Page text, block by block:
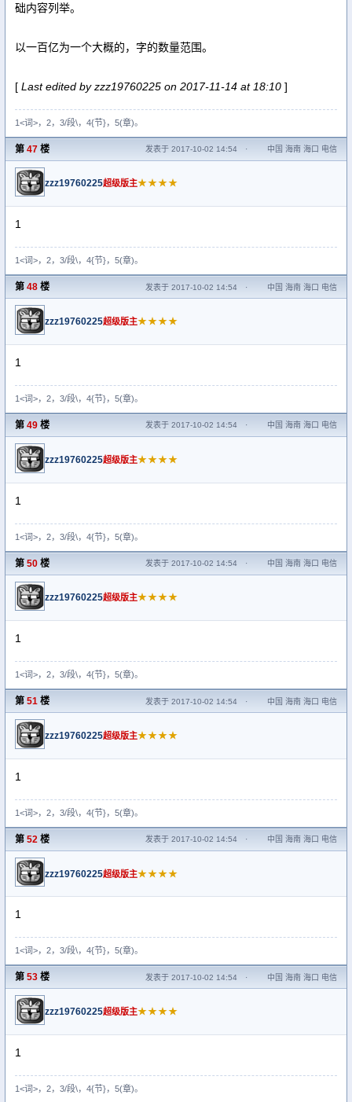
础内容列举。
以一百亿为一个大概的，字的数量范围。
[ Last edited by zzz19760225 on 2017-11-14 at 18:10 ]
1<词>，2，3/段\，4{节}，5(章)。
第 47 楼 发表于 2017-10-02 14:54 · 中国 海南 海口 电信
zzz19760225超级版主★★★★
1
1<词>，2，3/段\，4{节}，5(章)。
第 48 楼 发表于 2017-10-02 14:54 · 中国 海南 海口 电信
zzz19760225超级版主★★★★
1
1<词>，2，3/段\，4{节}，5(章)。
第 49 楼 发表于 2017-10-02 14:54· 中国 海南 海口 电信
zzz19760225超级版主★★★★
1
1<词>，2，3/段\，4{节}，5(章)。
第 50 楼 发表于 2017-10-02 14:54 · 中国 海南 海口 电信
zzz19760225超级版主★★★★
1
1<词>，2，3/段\，4{节}，5(章)。
第 51 楼 发表于 2017-10-02 14:54 · 中国 海南 海口 电信
zzz19760225超级版主★★★★
1
1<词>，2，3/段\，4{节}，5(章)。
第 52 楼 发表于 2017-10-02 14:54· 中国 海南 海口 电信
zzz19760225超级版主★★★★
1
1<词>，2，3/段\，4{节}，5(章)。
第 53 楼 发表于 2017-10-02 14:54 · 中国 海南 海口 电信
zzz19760225超级版主★★★★
1
1<词>，2，3/段\，4{节}，5(章)。